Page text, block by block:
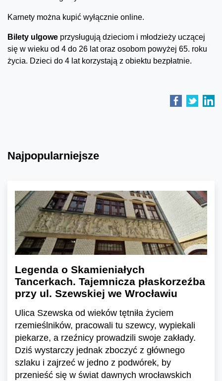
Karnety można kupić wyłącznie online.
Bilety ulgowe przysługują dzieciom i młodzieży uczącej
się w wieku od 4 do 26 lat oraz osobom powyżej 65. roku
życia. Dzieci do 4 lat korzystają z obiektu bezpłatnie.
Najpopularniejsze
Legenda o Skamieniałych
Tancerkach. Tajemnicza płaskorzeźba
przy ul. Szewskiej we Wrocławiu
Ulica Szewska od wieków tętniła życiem
rzemieślników, pracowali tu szewcy, wypiekali
piekarze, a rzeźnicy prowadzili swoje zakłady.
Dziś wystarczy jednak zboczyć z głównego
szlaku i zajrzeć w jedno z podwórek, by
przenieść się w świat dawnych wrocławskich